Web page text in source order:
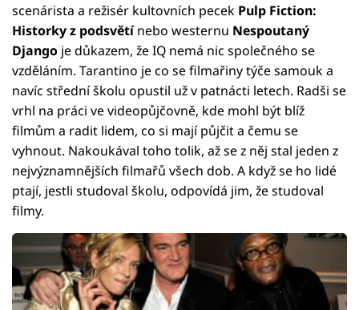
scenárista a režisér kultovních pecek Pulp Fiction:
Historky z podsvětínebo westernu Nespoutaný
Django je důkazem, že IQ nemá nic společného se
vzděláním. Tarantino je co se filmařiny týče samouk a
navíc střední školu opustil už v patnácti letech. Radši se
vrhl na práci ve videopůjčovně, kde mohl být blíž
filmům a radit lidem, co si mají půjčit a čemu se
vyhnout. Nakoukával toho tolik, až se z něj stal jeden z
nejvýznamnějších filmařů všech dob. A když se ho lidé
ptají, jestli studoval školu, odpovídá jim, že studoval
filmy.